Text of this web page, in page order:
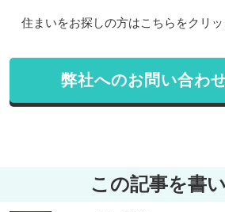
住まいをお探しの方はこちらをクリッ
弊社へのお問い合わ
この記事を書